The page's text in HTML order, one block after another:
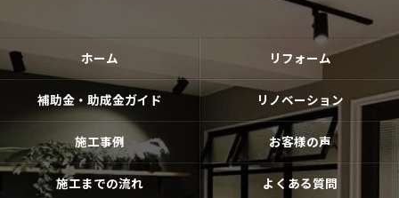
ホーム リフォーム
補助金・助成金ガイド リノベーション
施工事例 お客様の声
施工までの流れ よくある質問